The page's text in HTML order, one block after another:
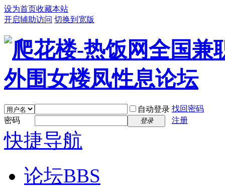
设为首页收藏本站
开启辅助访问 切换到宽版
自动登录 找回密码
密码
登录 注册
快捷导航
论坛BBS